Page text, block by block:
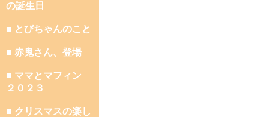
の誕生日
■ とびちゃんのこと
■ 赤鬼さん、登場
■ ママとマフィン
２０２３
■ クリスマスの楽し